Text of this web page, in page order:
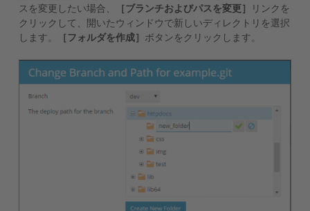
スを変更したい場合、
［ブランチおよびパスを変更］
リンクを
クリックして、開いたウィンドウで新しいディレクトリを選択
します。
［フォルダを作成］ ボタンをクリックします。